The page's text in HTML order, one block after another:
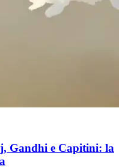
Gandhi e Capitini: la